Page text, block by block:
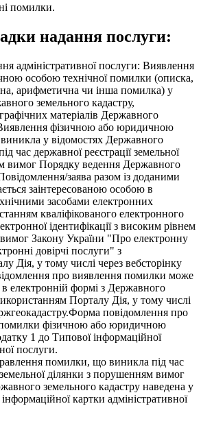
помилки.
надання послуги:
адміністративної послуги: Виявлення
особою технічної помилки (описка,
арифметична чи інша помилка) у
земельного кадастру,
матеріалів Державного
фізичною або юридичною
у відомостях Державного
час державної реєстрації земельної
вимог Порядку ведення Державного
заява разом із доданими
заінтересованою особою в
засобами електронних
кваліфікованого електронного
ідентифікації з високим рівнем
вимог Закону України "Про електронну
довірчі послуги" з
Дія, у тому числі через вебсторінку
про виявлення помилки може
електронній формі з Державного
Порталу Дія, у тому числі
повідомлення про
помилки фізичною або юридичною
1 до Типової інформаційної
послуги.
помилки, що виникла під час
земельної ділянки з порушенням вимог
земельного кадастру наведена у
картки адміністративної